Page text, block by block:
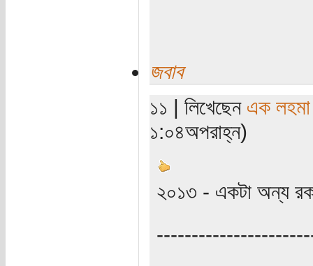
জবাব
১১ | লিখেছেন এক লহমা
১:০৪অপরাহ্ন)
২০১৩ - একটা অন্য